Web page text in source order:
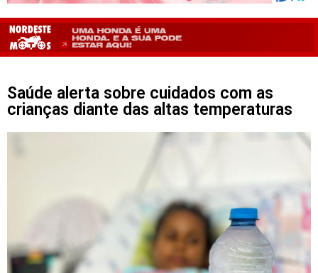
Saúde alerta sobre cuidados com as
crianças diante das altas temperaturas